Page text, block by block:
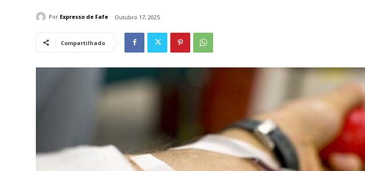
Por Expresso de Fafe Outubro 17, 2025
Compartilhado